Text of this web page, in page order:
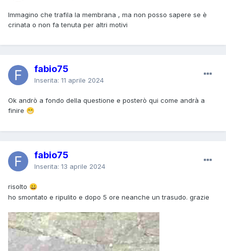
Immagino che trafila la membrana , ma non posso sapere se è
crinata o non fa tenuta per altri motivi
fabio75
Inserita: 11 aprile 2024
Ok andrò a fondo della questione e posterò qui come andrà a
finire 😁
fabio75
Inserita: 13 aprile 2024
risolto 😀
ho smontato e ripulito e dopo 5 ore neanche un trasudo. grazie